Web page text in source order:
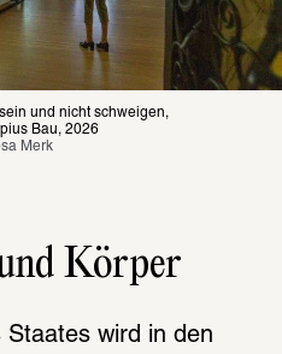
und nicht schweigen,
Bau, 2026
Merk
Körper
Staates wird in den